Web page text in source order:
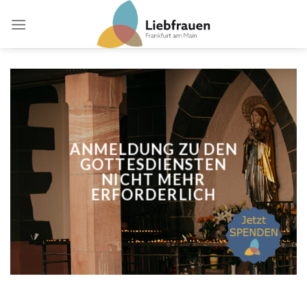
ANMELDUNG ZU DEN
GOTTESDIENSTEN
NICHT MEHR
ERFORDERLICH